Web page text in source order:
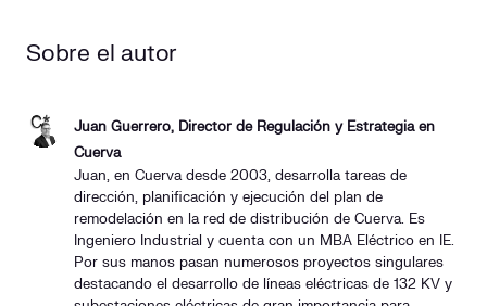
Sobre el autor
Juan Guerrero, Director de Regulación y Estrategia en
Cuerva
Juan, en Cuerva desde 2003, desarrolla tareas de
dirección, planificación y ejecución del plan de
remodelación en la red de distribución de Cuerva. Es
Ingeniero Industrial y cuenta con un MBA Eléctrico en IE.
Por sus manos pasan numerosos proyectos singulares
destacando el desarrollo de líneas eléctricas de 132 KV y